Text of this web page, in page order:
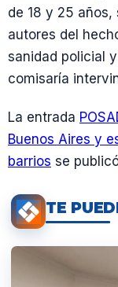
de 18 y 25
autores del
sanidad policial
comisaría
La entrada
Buenos Aires y
barrios se
TE